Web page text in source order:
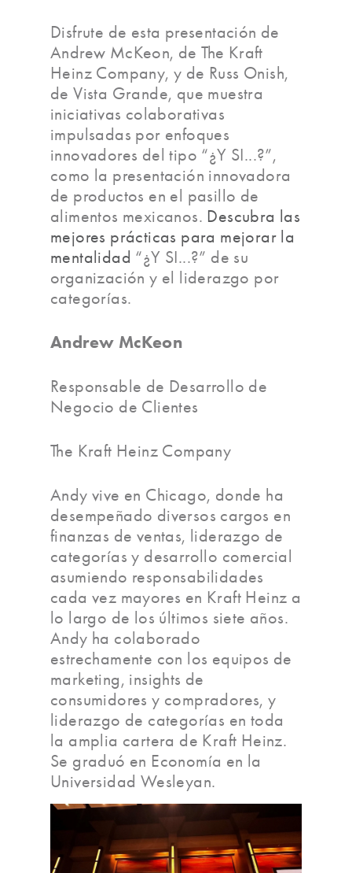
Disfrute de esta presentación de
Andrew McKeon, de The Kraft
Heinz Company, y de Russ Onish,
de Vista Grande, que muestra
iniciativas colaborativas
impulsadas por enfoques
innovadores del tipo “¿Y SI...?”,
como la presentación innovadora
de productos en el pasillo de
alimentos mexicanos. Descubra las
mejores prácticas para mejorar la
mentalidad “¿Y SI...?” de su
organización y el liderazgo por
categorías.
Andrew McKeon
Responsable de Desarrollo de
Negocio de Clientes
The Kraft Heinz Company
Andy vive en Chicago, donde ha
desempeñado diversos cargos en
finanzas de ventas, liderazgo de
categorías y desarrollo comercial
asumiendo responsabilidades
cada vez mayores en Kraft Heinz a
lo largo de los últimos siete años.
Andy ha colaborado
estrechamente con los equipos de
marketing, insights de
consumidores y compradores, y
liderazgo de categorías en toda
la amplia cartera de Kraft Heinz.
Se graduó en Economía en la
Universidad Wesleyan.